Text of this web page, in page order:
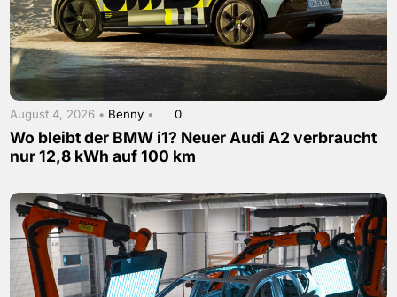
August 4, 2026 • Benny • 0
Wo bleibt der BMW i1? Neuer Audi A2 verbraucht
nur 12,8 kWh auf 100 km